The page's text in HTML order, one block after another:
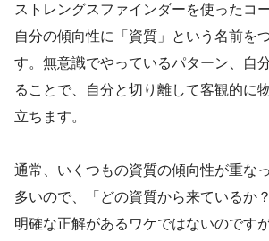
ストレングスファインダーを使ったコ
自分の傾向性に「資質」という名前を
す。無意識でやっているパターン、自
ることで、自分と切り離して客観的に
立ちます。
通常、いくつもの資質の傾向性が重な
多いので、「どの資質から来ているか
明確な正解があるワケではないのです